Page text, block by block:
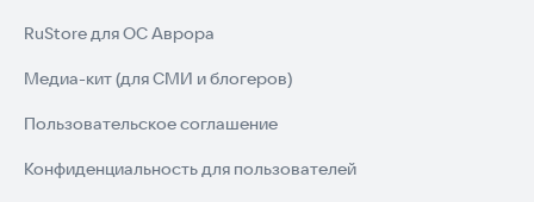
RuStore для ОС Аврора
Медиа-кит (для СМИ и блогеров)
Пользовательское соглашение
Конфиденциальность для пользователей